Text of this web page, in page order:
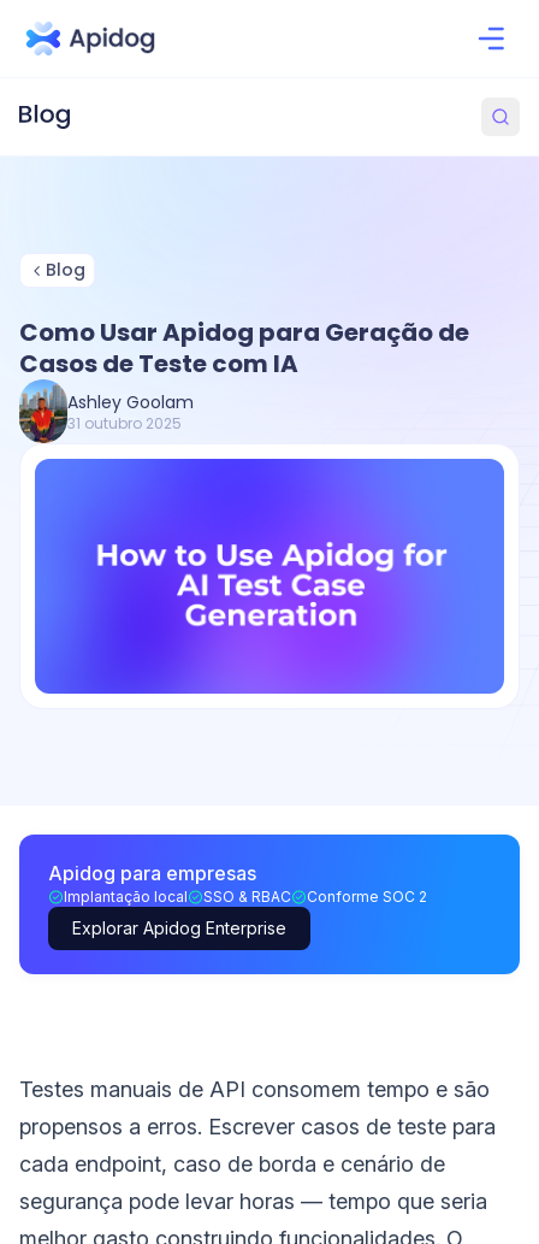
Blog
Como Usar Apidog para Geração de
Casos de Teste com IA
Ashley Goolam
31 outubro 2025
Apidog para empresas
Implantação local SSO & RBAC Conforme SOC 2
Explorar Apidog Enterprise
Testes manuais de API consomem tempo e são
propensos a erros. Escrever casos de teste para
cada endpoint, caso de borda e cenário de
segurança pode levar horas — tempo que seria